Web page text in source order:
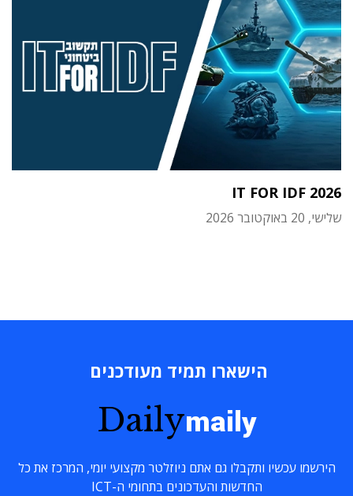
IT FOR IDF 2026
שלישי, 20 באוקטובר 2026
הישארו תמיד מעודכנים
Dailymaily
הירשמו עכשיו ותקבלו גם אתם ניוזלטר מקצועי יומי, המרכז את כל
החדשות והעדכונים בתחומי ה-ICT